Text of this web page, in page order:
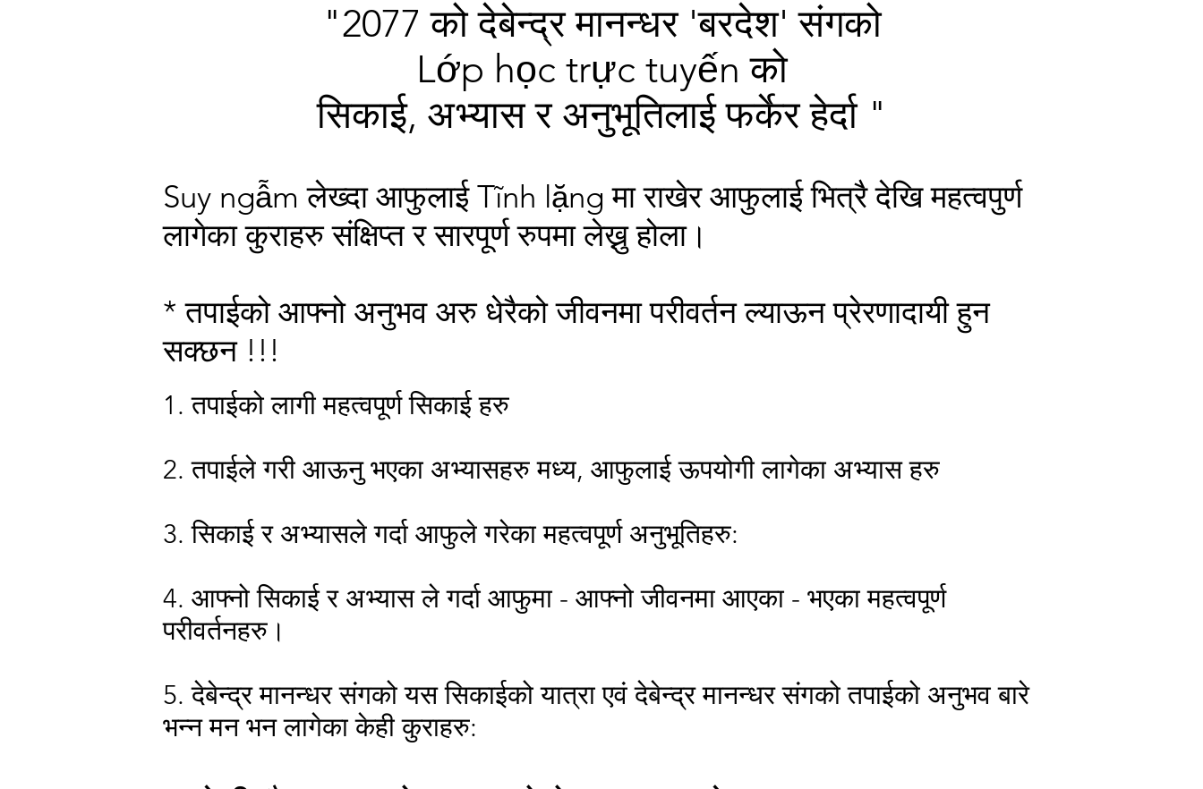
"2077 को देबेन्द्र मानन्धर 'बरदेश' संगको
Lớp học trực tuyến को
सिकाई, अभ्यास र अनुभूतिलाई फर्केर हेर्दा "
Suy ngẫm लेख्दा आफुलाई Tĩnh lặng मा राखेर आफुलाई भित्रै देखि महत्वपुर्ण
लागेका कुराहरु संक्षिप्त र सारपूर्ण रुपमा लेख्नु होला।
* तपाईको आफ्नो अनुभव अरु धेरैको जीवनमा परीवर्तन ल्याऊन प्रेरणादायी हुन
सक्छन !!!
1. तपाईको लागी महत्वपूर्ण सिकाई हरु
2. तपाईले गरी आऊनु भएका अभ्यासहरु मध्य, आफुलाई ऊपयोगी लागेका अभ्यास हरु
3. सिकाई र अभ्यासले गर्दा आफुले गरेका महत्वपूर्ण अनुभूतिहरु:
4. आफ्नो सिकाई र अभ्यास ले गर्दा आफुमा - आफ्नो जीवनमा आएका - भएका महत्वपूर्ण
परीवर्तनहरु।
5. देबेन्द्र मानन्धर संगको यस सिकाईको यात्रा एवं देबेन्द्र मानन्धर संगको तपाईको अनुभव बारे
भन्न मन भन लागेका केही कुराहरु: